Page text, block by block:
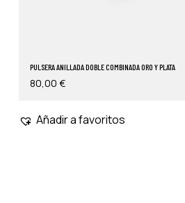
PULSERA ANILLADA DOBLE COMBINADA ORO Y PLATA
80,00 €
Añadir a favoritos